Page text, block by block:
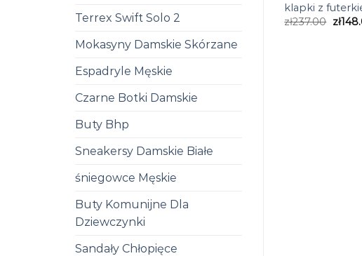
Terrex Swift Solo 2
Mokasyny Damskie Skórzane
Espadryle Męskie
Czarne Botki Damskie
Buty Bhp
Sneakersy Damskie Białe
śniegowce Męskie
Buty Komunijne Dla
Dziewczynki
Sandały Chłopięce
klapki z
zł237.00 zł